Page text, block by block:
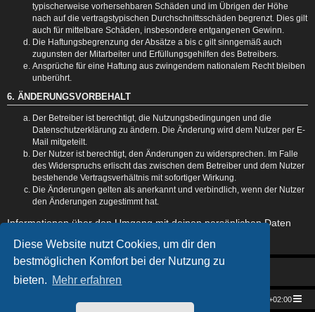
Diese Website nutzt Cookies, um dir den
bestmöglichen Komfort bei der Nutzung zu
bieten. Mehr erfahren
typischerweise vorhersehbaren Schäden und im Übrigen der Höhe
nach auf die vertragstypischen Durchschnittsschäden begrenzt. Dies gilt
auch für mittelbare Schäden, insbesondere entgangenen Gewinn.
Die Haftungsbegrenzung der Absätze a bis c gilt sinngemäß auch
zugunsten der Mitarbeiter und Erfüllungsgehilfen des Betreibers.
Ansprüche für eine Haftung aus zwingendem nationalem Recht bleiben
unberührt.
6. ÄNDERUNGSVORBEHALT
Der Betreiber ist berechtigt, die Nutzungsbedingungen und die
Datenschutzerklärung zu ändern. Die Änderung wird dem Nutzer per E-
Mail mitgeteilt.
Der Nutzer ist berechtigt, den Änderungen zu widersprechen. Im Falle
des Widerspruchs erlischt das zwischen dem Betreiber und dem Nutzer
bestehende Vertragsverhältnis mit sofortiger Wirkung.
Die Änderungen gelten als anerkannt und verbindlich, wenn der Nutzer
den Änderungen zugestimmt hat.
Informationen über den Umgang mit deinen persönlichen Daten
UTC+02:00